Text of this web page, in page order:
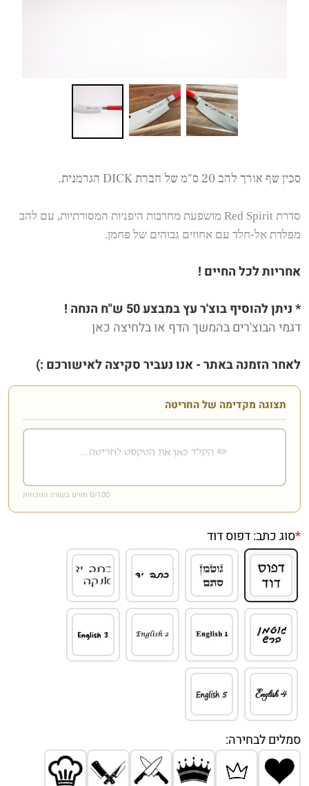
סכין שף אורך להב 20 ס"מ של חברת DICK הגרמנית.
סדרת Red Spirit מושפעת מחרבות היפניות המסורתיות, עם להב
מפלדת אל-חלד עם אחוזים גבוהים של פחמן.
אחריות לכל החיים !
* ניתן להוסיף בוצ'רעץ במבצע 50 ש"ח הנחה !
דגמי הבוצ'רים בהמשך הדף אובלחיצה כאן
לאחר הזמנה באתר - אנו נעביר סקיצה לאישורכם :)
תצוגה מקדימה של החריטה
0/100 תווים בשורה הנוכחית
*סוג כתב:דפוס דוד
סמלים לבחירה: